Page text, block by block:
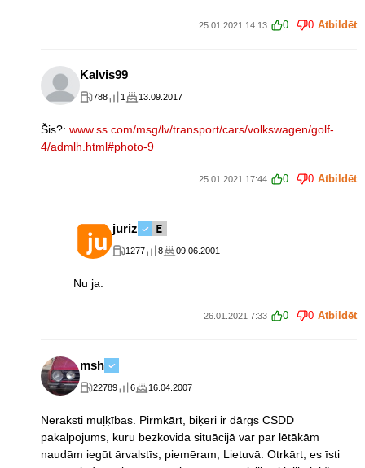
25.01.2021 14:13 0 0 Atbildēt
Kalvis99
788 1 13.09.2017
Šis?: www.ss.com/msg/lv/transport/cars/volkswagen/golf-
4/admlh.html#photo-9
25.01.2021 17:44 0 0 Atbildēt
juriz
1277 8 09.06.2001
Nu ja.
26.01.2021 7:33 0 0 Atbildēt
msh
22789 6 16.04.2007
Neraksti muļķības. Pirmkārt, biķeri ir dārgs CSDD
pakalpojums, kuru bezkovida situācijā var par lētākām
naudām iegūt ārvalstīs, piemēram, Lietuvā. Otrkārt, es īsti